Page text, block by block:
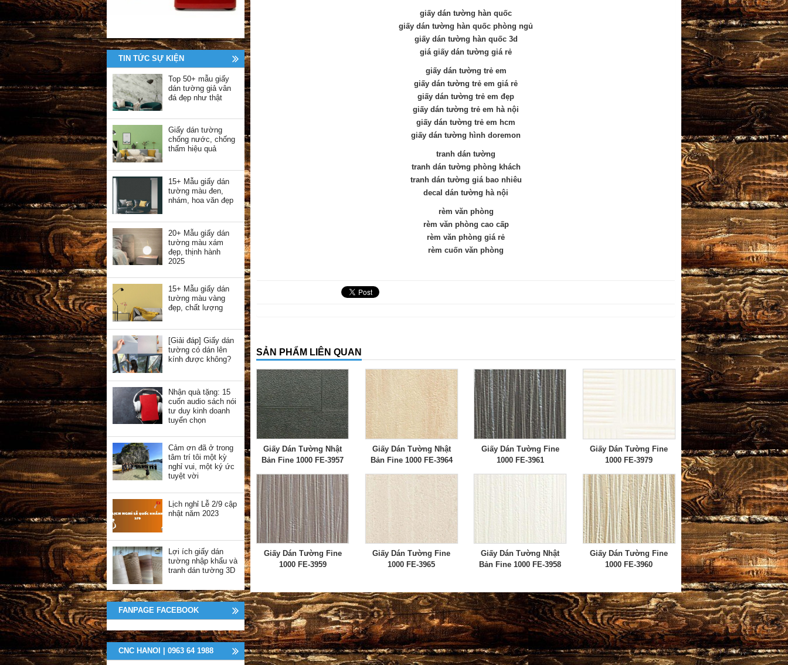
giấy dán tường hàn quốc
giấy dán tường hàn quốc phòng ngủ
giấy dán tường hàn quốc 3d
giá giấy dán tường giá rẻ
giấy dán tường trẻ em
giấy dán tường trẻ em giá rẻ
giấy dán tường trẻ em đẹp
giấy dán tường trẻ em hà nội
giấy dán tường trẻ em hcm
giấy dán tường hình doremon
tranh dán tường
tranh dán tường phòng khách
tranh dán tường giá bao nhiêu
decal dán tường hà nội
rèm văn phòng
rèm văn phòng cao cấp
rèm văn phòng giá rẻ
rèm cuốn văn phòng
SẢN PHẨM LIÊN QUAN
Giấy Dán Tường Nhật
Bản Fine 1000 FE-3957
Giấy Dán Tường Nhật
Bản Fine 1000 FE-3964
Giấy Dán Tường Fine
1000 FE-3961
Giấy Dán Tường Fine
1000 FE-3979
Giấy Dán Tường Fine
1000 FE-3959
Giấy Dán Tường Fine
1000 FE-3965
Giấy Dán Tường Nhật
Bản Fine 1000 FE-3958
Giấy Dán Tường Fine
1000 FE-3960
TIN TỨC SỰ KIỆN
Top 50+ mẫu giấy
dán tường giả vân
đá đẹp như thật
Giấy dán tường
chống nước, chống
thấm hiệu quả
15+ Mẫu giấy dán
tường màu đen,
nhám, hoa văn đẹp
20+ Mẫu giấy dán
tường màu xám
đẹp, thịnh hành
2025
15+ Mẫu giấy dán
tường màu vàng
đẹp, chất lượng
[Giải đáp] Giấy dán
tường có dán lên
kính được không?
Nhận quà tặng: 15
cuốn audio sách nói
tư duy kinh doanh
tuyển chọn
Cảm ơn đã ở trong
tâm trí tôi một kỳ
nghỉ vui, một ký ức
tuyệt vời
Lịch nghỉ Lễ 2/9 cập
nhật năm 2023
Lợi ích giấy dán
tường nhập khẩu và
tranh dán tường 3D
FANPAGE FACEBOOK
CNC HANOI | 0963 64 1988